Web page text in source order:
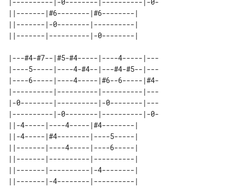
||-------|#6--------|#6--------|
||-------|-0--------|----------|
|---#4-#7--|#5-#4-----|----4-----|---
|----5-----|----4-#4--|---#4-#5--|---
|----6-----|----4-----|#6--6-----|#4-
|----------|----------|----------|---
|-0--------|----------|-0--------|---
|----------|-0--------|----------|-0-
||-4-----|----4-----|#4--------|
||-4-----|#4--------|----5-----|
||-------|----4-----|----6-----|
||-------|----------|----------|
||-------|----------|-4--------|